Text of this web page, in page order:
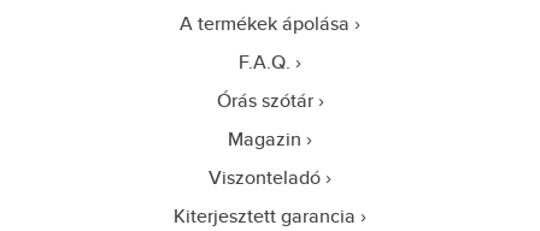
A termékek ápolása
F.A.Q.
Órás szótár
Magazin
Viszonteladó
Kiterjesztett garancia